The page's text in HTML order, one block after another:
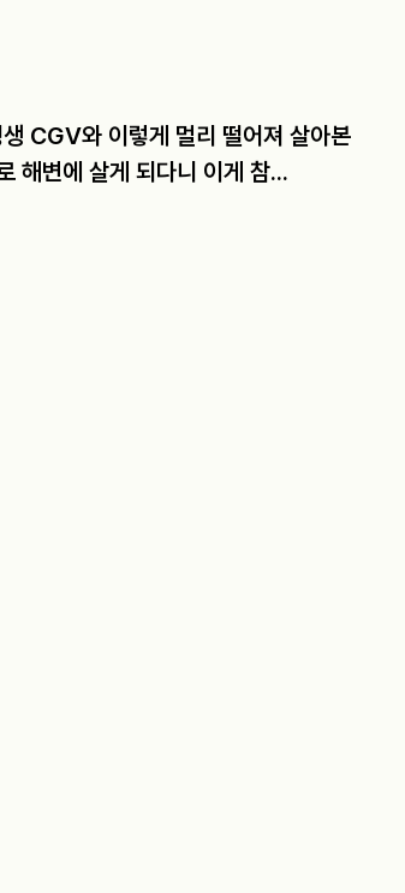
CGV와 이렇게 멀리 떨어져 살아본
해변에 살게 되다니 이게 참...